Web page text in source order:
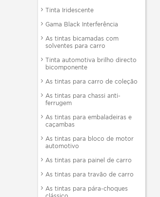
Tinta Iridescente
Gama Black Interferência
As tintas bicamadas com
solventes para carro
Tinta automotiva brilho directo
bicomponente
As tintas para carro de coleção
As tintas para chassi anti-
ferrugem
As tintas para embaladeiras e
caçambas
As tintas para bloco de motor
automotivo
As tintas para painel de carro
As tintas para travão de carro
As tintas para pára-choques